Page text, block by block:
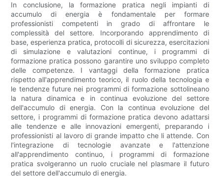
In conclusione, la formazione pratica negli impianti di
accumulo di energia è fondamentale per formare
professionisti competenti in grado di affrontare le
complessità del settore. Incorporando apprendimento di
base, esperienza pratica, protocolli di sicurezza, esercitazioni
di simulazione e valutazioni continue, i programmi di
formazione pratica possono garantire uno sviluppo completo
delle competenze. I vantaggi della formazione pratica
rispetto all'apprendimento teorico, il ruolo della tecnologia e
le tendenze future nei programmi di formazione sottolineano
la natura dinamica e in continua evoluzione del settore
dell'accumulo di energia. Con la continua evoluzione del
settore, i programmi di formazione pratica devono adattarsi
alle tendenze e alle innovazioni emergenti, preparando i
professionisti al lavoro di grande impatto che li attende. Con
l'integrazione di tecnologie avanzate e l'attenzione
all'apprendimento continuo, i programmi di formazione
pratica svolgeranno un ruolo cruciale nel plasmare il futuro
del settore dell'accumulo di energia.